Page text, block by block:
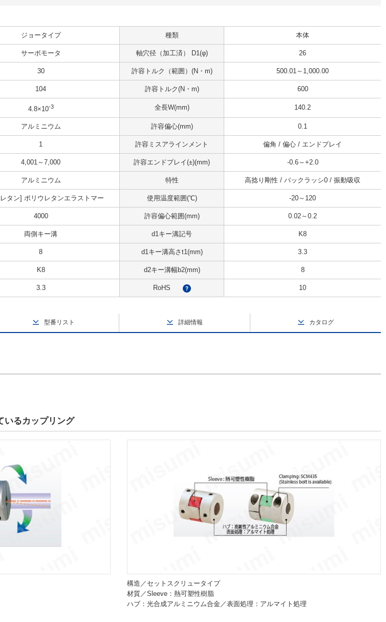
ジョータイプ 種類 本体
サーボモータ 軸穴径（加工済） D1(φ) 26
30 許容トルク（範囲）(N・m) 500.01～1,000.00
104 許容トルク(N・m) 600
4.8×10-3 全長W(mm) 140.2
アルミニウム 許容偏心(mm) 0.1
1 許容ミスアラインメント 偏角 / 偏心 / エンドプレイ
4,001～7,000 許容エンドプレイ(±)(mm) -0.6～+2.0
アルミニウム 特性 高捻り剛性 / バックラッシ0 / 振動吸収
タン] ポリウレタンエラストマー 使用温度範囲(℃) -20～120
4000 許容偏心範囲(mm) 0.02～0.2
両側キー溝 d1キー溝記号 K8
8 d1キー溝高さt1(mm) 3.3
K8 d2キー溝幅b2(mm) 8
3.3 RoHS ? 10
型番リスト 詳細情報 カタログ
いるカップリング
構造／セットスクリュータイプ
材質／Sleeve：熱可塑性樹脂
ハブ：光合成アルミニウム合金／表面処理：アルマイト処理